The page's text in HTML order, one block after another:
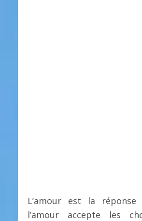
L’amour est la
l’amour accepte les